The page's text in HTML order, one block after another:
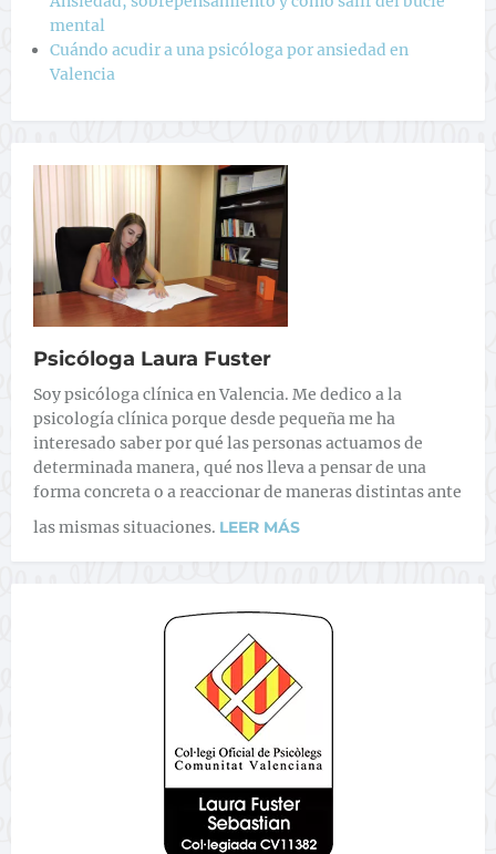
mental
Cuándo acudir a una psicóloga por ansiedad en
Valencia
Psicóloga Laura Fuster
Soy psicóloga clínica en Valencia. Me dedico a la
psicología clínica porque desde pequeña me ha
interesado saber por qué las personas actuamos de
determinada manera, qué nos lleva a pensar de una
forma concreta o a reaccionar de maneras distintas ante
las mismas situaciones. LEER MÁS